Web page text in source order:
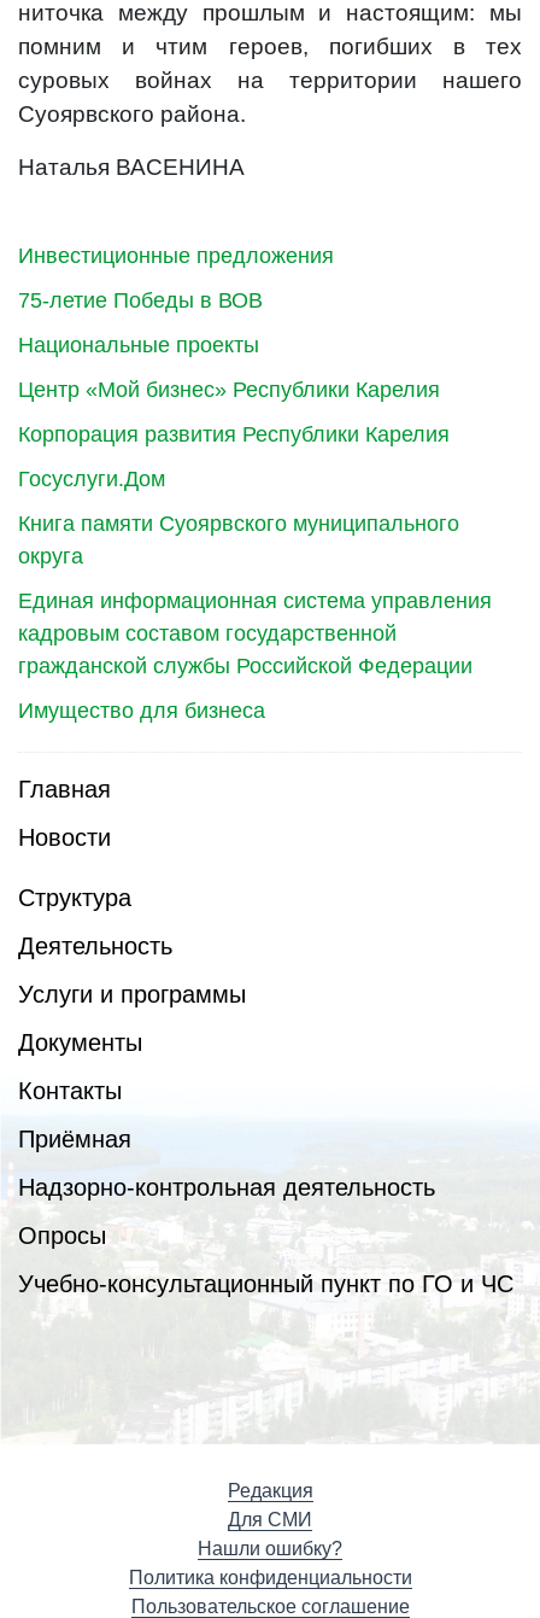
Инвестиционные предложения
75-летие Победы в ВОВ
Национальные проекты
Центр «Мой бизнес» Республики Карелия
Корпорация развития Республики Карелия
Госуслуги.Дом
Книга памяти Суоярвского муниципального
округа
Единая информационная система управления
кадровым составом государственной
гражданской службы Российской Федерации
Имущество для бизнеса
Главная
Новости
Структура
Деятельность
Услуги и программы
Документы
Контакты
Приёмная
Надзорно-контрольная деятельность
Опросы
Учебно-консультационный пункт по ГО и ЧС
ниточка между прошлым и настоящим: мы
помним и чтим героев, погибших в тех
суровых войнах на территории нашего
Суоярвского района.
Наталья ВАСЕНИНА
Редакция
Для СМИ
Нашли ошибку?
Политика конфиденциальности
Пользовательское соглашение